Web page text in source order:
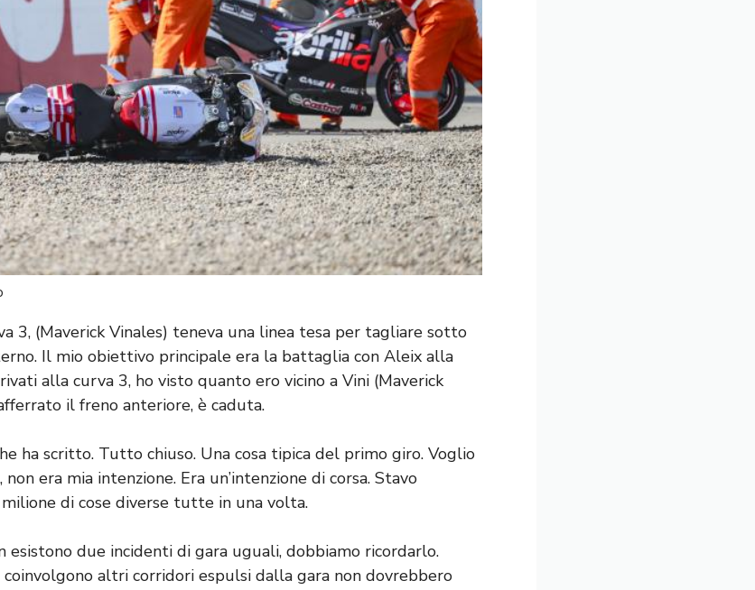
3, (Maverick Vinales) teneva una linea tesa per tagliare sotto
Il mio obiettivo principale era la battaglia con Aleix alla
​​alla curva 3, ho visto quanto ero vicino a Vini (Maverick
il freno anteriore, è caduta.
ha scritto. Tutto chiuso. Una cosa tipica del primo giro. Voglio
era mia intenzione. Era un’intenzione di corsa. Stavo
di cose diverse tutte in una volta.
esistono due incidenti di gara uguali, dobbiamo ricordarlo.
altri corridori espulsi dalla gara non dovrebbero